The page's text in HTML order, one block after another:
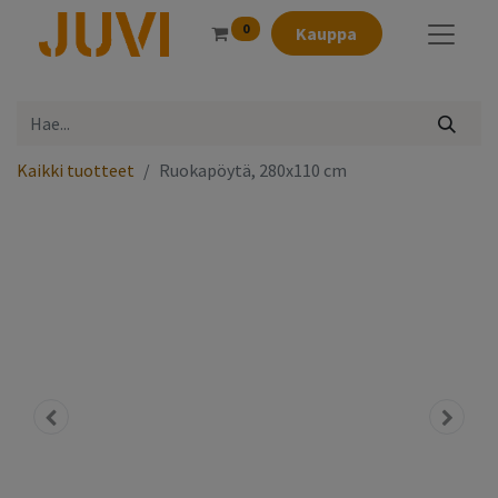
0 Kauppa
Kaikki tuotteet Ruokapöytä, 280x110 cm